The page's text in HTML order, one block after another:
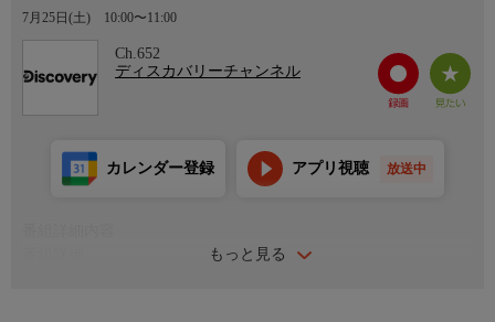
7月25日(土) 10:00〜11:00
Ch.652
ディスカバリーチャンネル
もっと見る
カレンダー登録 アプリ視聴 放送中